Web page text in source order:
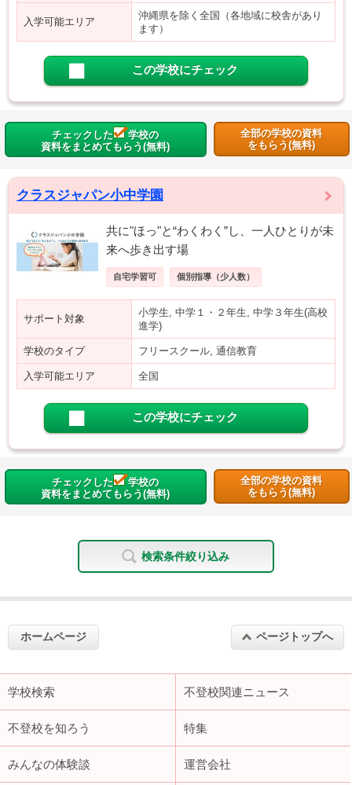
入学可能エリア
沖縄県を除く全国（各地域に校舎があり
ます）
この学校にチェック
チェックした
学校の
資料をまとめてもらう(無料)
全部の学校の資料
をもらう(無料)
クラスジャパン小中学園
共に"ほっ"と“わくわく”し、一人ひとりが未
来へ歩き出す場
自宅学習可 個別指導（少人数）
サポート対象
小学生, 中学１・２年生, 中学３年生(高校
進学)
学校のタイプ フリースクール, 通信教育
入学可能エリア 全国
この学校にチェック
チェックした
学校の
資料をまとめてもらう(無料)
全部の学校の資料
をもらう(無料)
検索条件絞り込み
ホームページ ページトップへ
学校検索 不登校関連ニュース
不登校を知ろう 特集
みんなの体験談 運営会社